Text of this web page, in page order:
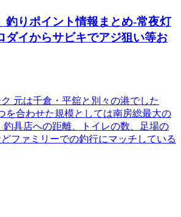
釣りポイント情報まとめ-常夜灯
ダイからサビキでアジ狙い等お
元は千倉・平舘と別々の港でした
を合わせた規模としては南房総最大の
釣具店への距離、トイレの数、足場の
ファミリーでの釣行にマッチしている